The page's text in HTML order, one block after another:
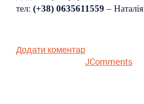
тел: (+38) 0635611559 – Наталія
Додати коментар
JComments